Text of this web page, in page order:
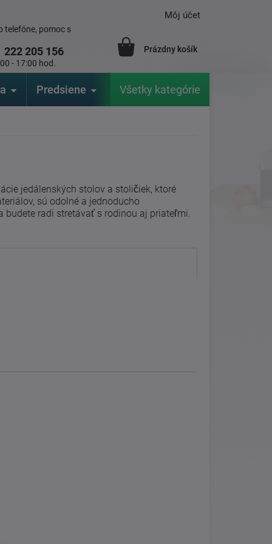
telefóne, pomoc s
222 205 156
- 17:00 hod.
Môj účet
Prázdny košík
Predsiene Výrobcovia
Všetky kategórie
jedálenských stolov a stoličiek, ktoré
sú odolné a jednoducho
budete radi stretávať s rodinou aj priateľmi.